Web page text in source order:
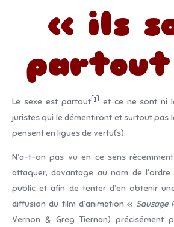
« ils
partout
Le sexe est partout[1] et ce ne sont ni
juristes qui le démentiront et surtout pas
pensent en ligues de vertu(s).
N’a-t-on pas vu en ce sens
attaquer, davantage au nom de l’ordre
public et afin de tenter d’en obtenir
diffusion du film d’animation « Sausage
Vernon & Greg Tiernan) précisément